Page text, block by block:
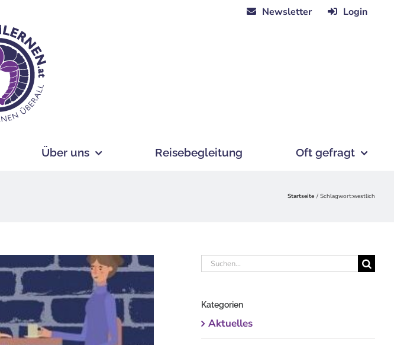
Newsletter Login
Über uns Reisebegleitung Oft gefragt
Startseite Schlagwort:westlich
Suche
Kategorien
Aktuelles